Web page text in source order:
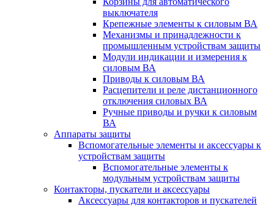
выключателя
Крепежные элементы к силовым ВА
Механизмы и принадлежности к
промышленным устройствам защиты
Модули индикации и измерения к
силовым ВА
Приводы к силовым ВА
Расцепители и реле дистанционного
отключения силовых ВА
Ручные приводы и ручки к силовым
ВА
Аппараты защиты
Вспомогательные элементы и аксессуары к
устройствам защиты
Вспомогательные элементы к
модульным устройствам защиты
Контакторы, пускатели и аксессуары
Аксессуары для контакторов и пускателей